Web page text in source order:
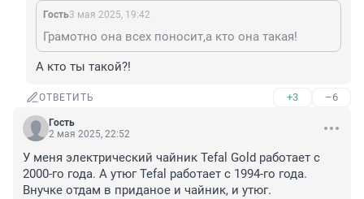
Гость3 мая 2025, 19:42
Грамотно она всех поносит,а кто она такая!
А кто ты такой?!
ОТВЕТИТЬ +3 –6
Гость
2 мая 2025, 22:52
У меня электрический чайник Tefal Gold работает с
2000-го года. А утюг Tefal работает с 1994-го года.
Внучке отдам в приданое и чайник, и утюг.